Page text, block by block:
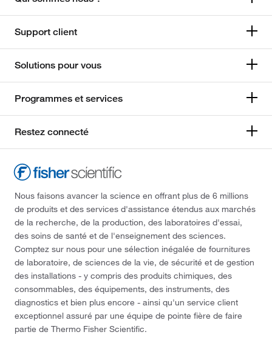
Support client
Solutions pour vous
Programmes et services
Restez connecté
Nous faisons avancer la science en offrant plus de 6 millions
de produits et des services d'assistance étendus aux marchés
de la recherche, de la production, des laboratoires d'essai,
des soins de santé et de l'enseignement des sciences.
Comptez sur nous pour une sélection inégalée de fournitures
de laboratoire, de sciences de la vie, de sécurité et de gestion
des installations - y compris des produits chimiques, des
consommables, des équipements, des instruments, des
diagnostics et bien plus encore - ainsi qu'un service client
exceptionnel assuré par une équipe de pointe fière de faire
partie de Thermo Fisher Scientific.